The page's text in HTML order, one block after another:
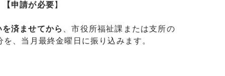
【申請が必要 】
済ませてから
、市役所福祉課または支所の
、当月最終金曜日に振り込みます。